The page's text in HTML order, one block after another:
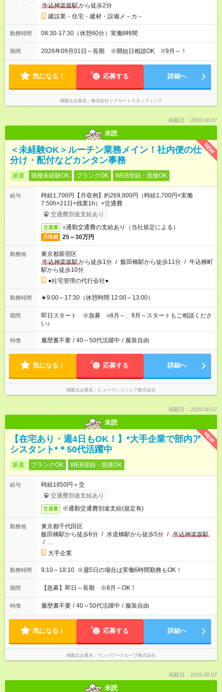
牛込神楽坂駅から徒歩2分
建設業・住宅・建材・設備メ－カ－
勤務時間 08:30-17:30（休憩60分）実働8時間
期間 2026年09月01日～長期 ※開始日相談OK ※9月～！
気になる！ 応募する 詳細へ
掲載元企業名 株式会社リクルートスタッフィング
掲載日：2026.08.07
未読
NEW
＜未経験OK＞ルーチン業務メイン！社内便の仕
分け・配付などカンタン事務
派遣 職種未経験OK ブランクOK WEB登録・面接OK
給与
時給1,700円【月収例】約269,000円（時給1,700円×実働
7.50h×21日+残業1h）+交通費
交通費別途支給あり
交通費 ○通勤交通費の支給あり（当社規定による）
月収例 25～30万円
勤務地
東京都新宿区
牛込神楽坂駅から徒歩1分 / 飯田橋駅から徒歩11分 / 牛込柳町
駅から徒歩10分
●社宅管理の代行会社●
勤務時間 ★9:00～17:30（休憩時間 12:00～13:00）
期間
即日スタート ※急募 ○8月～、9月～スタートもご相談くださ
い♪
特徴 履歴書不要 / 40～50代活躍中 / 服装自由
気になる！ 応募する 詳細へ
掲載元企業名 ヒューマンリソシア株式会社
掲載日：2026.08.07
未読
NEW
【在宅あり・週4日もOK！】*大手企業で部内ア
シスタント*＊50代活躍中
派遣 ブランクOK WEB登録・面接OK
給与
時給1850円＋交
交通費別途支給あり
交通費 ※通勤交通費別途支給(規定有)
勤務地
東京都千代田区
飯田橋駅から徒歩6分 / 水道橋駅から徒歩5分 / 牛込神楽坂駅
/ …
大手企業
勤務時間 9:10～18:10 ※週5日の場合は実働6時間勤務もOK！
期間 【急募】即日～長期 ※8月～OK！
特徴 履歴書不要 / 40～50代活躍中 / 服装自由
気になる！ 応募する 詳細へ
掲載元企業名 マンパワーグループ株式会社
掲載日：2026.08.07
未読